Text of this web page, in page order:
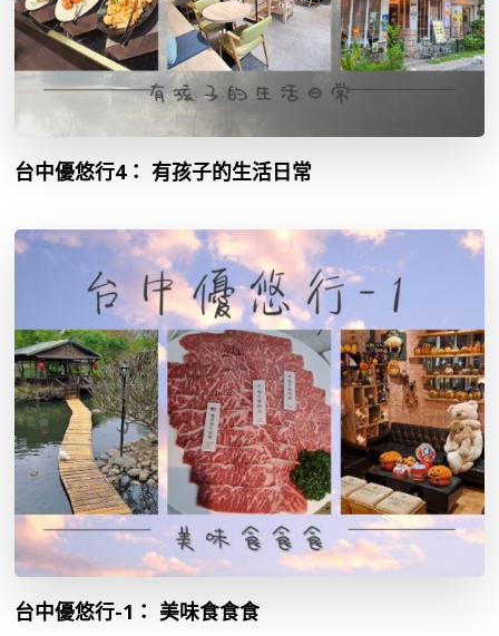
台中優悠行4： 有孩子的生活日常
台中優悠行-1： 美味食食食